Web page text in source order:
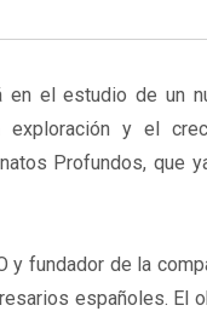
en el estudio de un
y el
Profundos, que
y fundador de la
españoles.